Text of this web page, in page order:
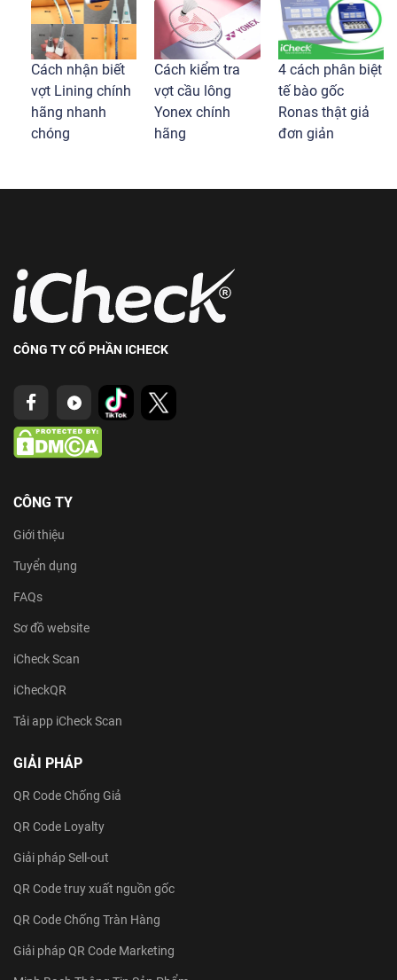
Bài viết liên quan
Cách nhận biết
vợt Lining chính
Cách kiểm tra
vợt cầu lông
4 cách phân biệt
tế bào gốc
CÔNG TY CỔ PHẦN ICHECK
CÔNG TY
Giới thiệu
Tuyển dụng
FAQs
Sơ đồ website
iCheck Scan
iCheckQR
Tải app iCheck Scan
GIẢI PHÁP
QR Code Chống Giả
QR Code Loyalty
Giải pháp Sell-out
QR Code truy xuất nguồn gốc
QR Code Chống Tràn Hàng